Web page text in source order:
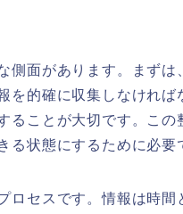
側面があります。まず
を的確に収集しなけれ
ることが大切です。この
る状態にするために必要
ロセスです。情報は時